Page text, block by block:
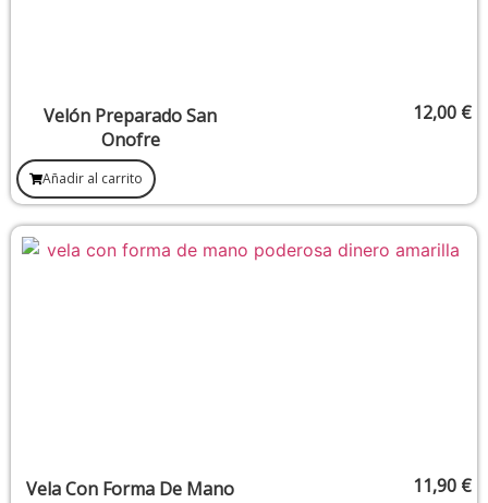
Velón Preparado San
Onofre
12,00 €
Añadir al carrito
Vela Con Forma De Mano
11,90 €